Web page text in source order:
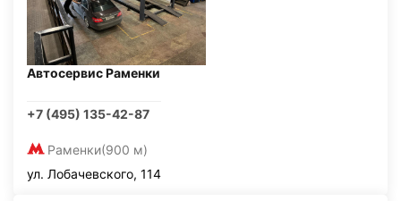
Автосервис Раменки
+7 (495) 135-42-87
Раменки(900 м)
ул. Лобачевского, 114